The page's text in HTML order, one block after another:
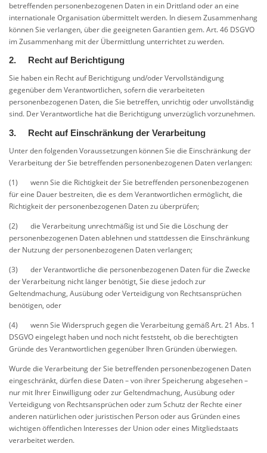
betreffenden personenbezogenen Daten in ein Drittland oder an eine
internationale Organisation übermittelt werden. In diesem Zusammenhang
können Sie verlangen, über die geeigneten Garantien gem. Art. 46 DSGVO
im Zusammenhang mit der Übermittlung unterrichtet zu werden.
2. Recht auf Berichtigung
Sie haben ein Recht auf Berichtigung und/oder Vervollständigung
gegenüber dem Verantwortlichen, sofern die verarbeiteten
personenbezogenen Daten, die Sie betreffen, unrichtig oder unvollständig
sind. Der Verantwortliche hat die Berichtigung unverzüglich vorzunehmen.
3. Recht auf Einschränkung der Verarbeitung
Unter den folgenden Voraussetzungen können Sie die Einschränkung der
Verarbeitung der Sie betreffenden personenbezogenen Daten verlangen:
(1) wenn Sie die Richtigkeit der Sie betreffenden personenbezogenen
für eine Dauer bestreiten, die es dem Verantwortlichen ermöglicht, die
Richtigkeit der personenbezogenen Daten zu überprüfen;
(2) die Verarbeitung unrechtmäßig ist und Sie die Löschung der
personenbezogenen Daten ablehnen und stattdessen die Einschränkung
der Nutzung der personenbezogenen Daten verlangen;
(3) der Verantwortliche die personenbezogenen Daten für die Zwecke
der Verarbeitung nicht länger benötigt, Sie diese jedoch zur
Geltendmachung, Ausübung oder Verteidigung von Rechtsansprüchen
benötigen, oder
(4) wenn Sie Widerspruch gegen die Verarbeitung gemäß Art. 21 Abs. 1
DSGVO eingelegt haben und noch nicht feststeht, ob die berechtigten
Gründe des Verantwortlichen gegenüber Ihren Gründen überwiegen.
Wurde die Verarbeitung der Sie betreffenden personenbezogenen Daten
eingeschränkt, dürfen diese Daten – von ihrer Speicherung abgesehen –
nur mit Ihrer Einwilligung oder zur Geltendmachung, Ausübung oder
Verteidigung von Rechtsansprüchen oder zum Schutz der Rechte einer
anderen natürlichen oder juristischen Person oder aus Gründen eines
wichtigen öffentlichen Interesses der Union oder eines Mitgliedstaats
verarbeitet werden.